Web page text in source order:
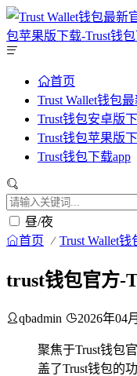
首页
Trust Wallet钱包
Trust钱包安卓版
Trust钱包苹果版
Trust钱包下载app
昼/夜
首页 Trust Wallet
trust钱包官方-
qbadmin 2026年04
聚焦于Trust钱包
盖了Trust钱包的